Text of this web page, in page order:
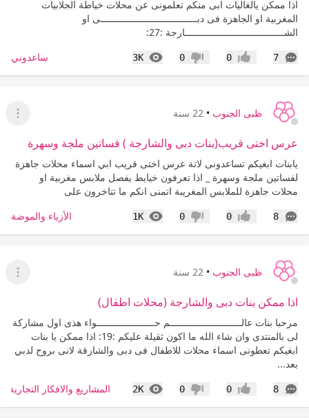
اذا ممكن يالغاليات ابى منكم تعلمونى عن محلات خياطة الجلابيات
المغربية او الجاهزة فى دبـــــــــــــــــــــــــــــــــــى او
الشــــــــــــــــــــــــــــــــــــارجة :27:
7
التعليقات إعجاب0 عدم إعجاب
0
3K
المشاهدات ساعدوني
ظبى الجنوب • 22 سنة
عرض
عرس اختى قريب(بنات دبى والشارجة ) فساتين ملجة وسهرة
يابنات ابغيكم تساعدونى لاتة عرس اختى قريب ابي اسماء محلات جاهزة
لفساتين ملجة وسهرة _ اذا تعرفون خيايط يفصل ملابس مغربية او
محلات جاهزة للملابس المغريبة اتمنى انكم ما تتاخرون على
8
التعليقات إعجاب0 عدم إعجاب
0
1K
المشاهدات الأزياء والموضة
ظبى الجنوب • 22 سنة
عرض
اذا ممكن بنات دبى والشارجة (محلات اطفال)
مرحبا بنات عالــــــــــــــــــــــــــم حـــــــــــــــــــــواء هذى اول مشاركة
لى بالمنتدى وان شاء الله ما اكون ثقيلة عليكم :19: اذا ممكن يا بنات
ابغيكم تعطونى اسماء محلات للاطفال فى دبى والشارقة لانى بروح لدبي
بعد...
8
التعليقات إعجاب0 عدم إعجاب
0
2K
المشاهدات المشاريع والافكار التجارية